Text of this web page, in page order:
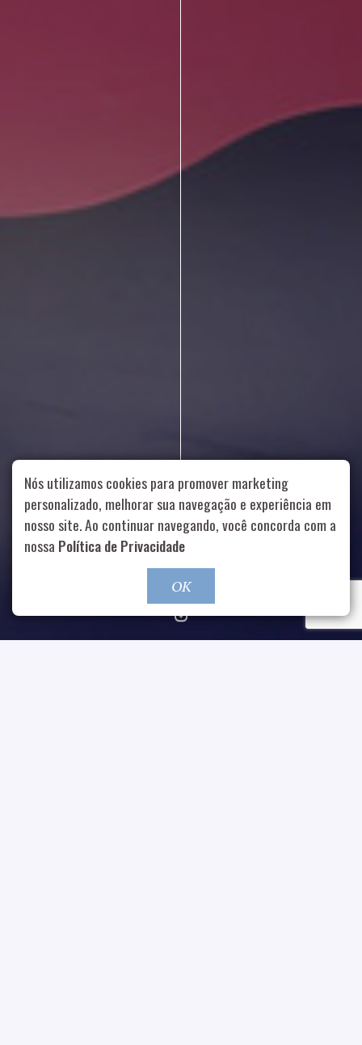
Rua Aurélia, 1714 – Vila Romana, São Paulo – SP | 55 11
99178-5848 | contato@nucleofood.com
Role para continar
Nós utilizamos cookies para promover marketing
personalizado, melhorar sua navegação e experiência em
nosso site. Ao continuar navegando, você concorda com a
nossa Política de Privacidade
OK